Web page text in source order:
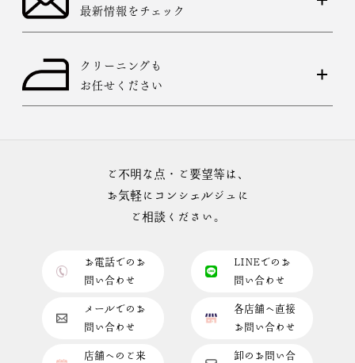
最新情報をチェック
クリーニングも
お任せください
ご不明な点・ご要望等は、
お気軽にコンシェルジュに
ご相談ください。
お電話でのお
問い合わせ
LINEでのお
問い合わせ
メールでのお
問い合わせ
各店舗へ直接
お問い合わせ
店舗へのご来
卸のお問い合